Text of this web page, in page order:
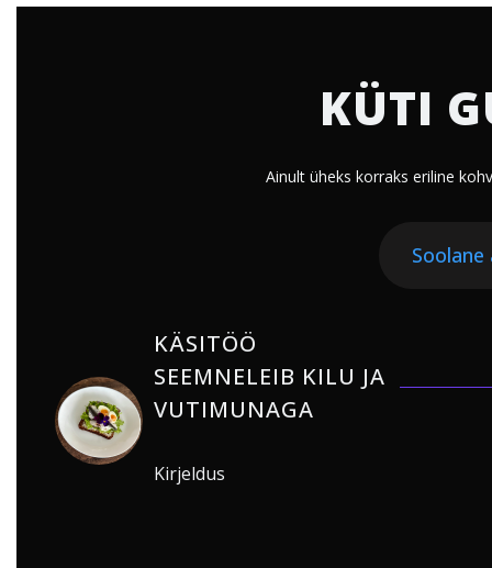
KÜTI
Ainult üheks korraks eriline
Soolane
KÄSITÖÖ
SEEMNELEIB KILU JA
VUTIMUNAGA
Kirjeldus